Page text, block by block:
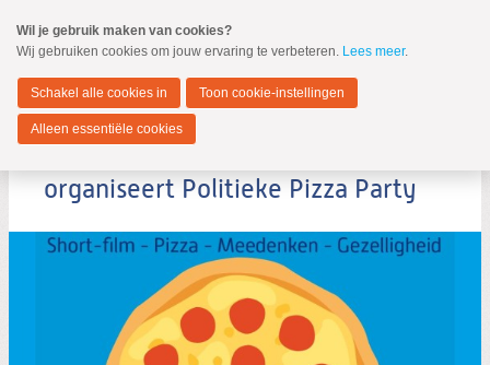
naar
Spring
de
inhoud
Spring
naar
Dordrecht
MENU
Zoeken
organiseert Politieke Pizza Party
Wil je gebruik maken van cookies?
Wij gebruiken cookies om jouw ervaring te verbeteren. Lees meer.
Schakel alle cookies in Toon cookie-instellingen
Alleen essentiële cookies